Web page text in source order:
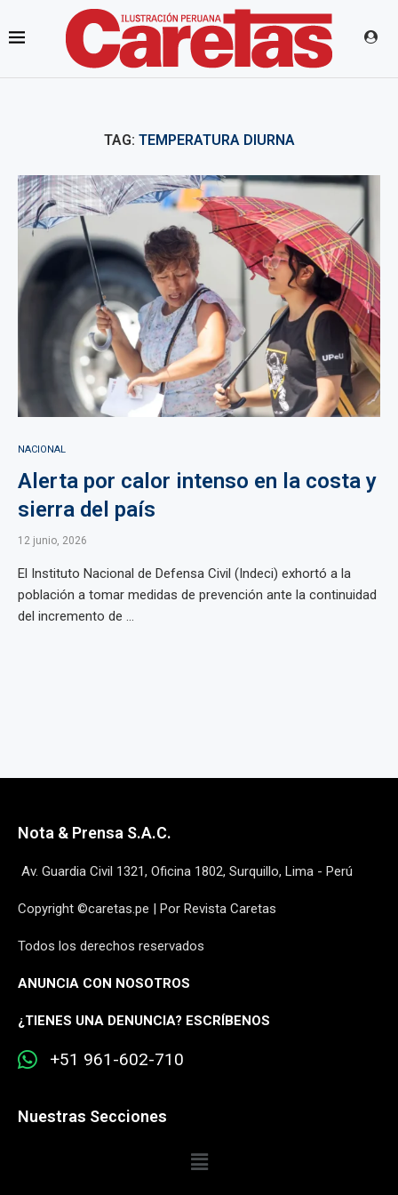
TAG: TEMPERATURA DIURNA
NACIONAL
Alerta por calor intenso en la costa y
sierra del país
12 junio, 2026
El Instituto Nacional de Defensa Civil (Indeci) exhortó a la
población a tomar medidas de prevención ante la continuidad
del incremento de ...
Nota & Prensa S.A.C.
Av. Guardia Civil 1321, Oficina 1802, Surquillo, Lima - Perú
Copyright ©caretas.pe | Por Revista Caretas
Todos los derechos reservados
ANUNCIA CON NOSOTROS
¿TIENES UNA DENUNCIA? ESCRÍBENOS
+51 961-602-710
Nuestras Secciones